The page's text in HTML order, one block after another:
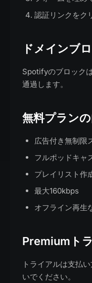
認証リンクをク
ドメインブ
Spotifyのブロック
通過します。
無料プラン
広告付き無制限
フルポッドキャ
プレイリスト作
最大160kbps
オフライン再生
Premiumト
トライアルは支払
いでください。